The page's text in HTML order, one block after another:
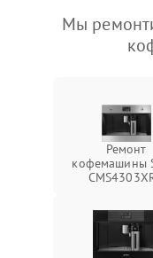
Мы
Ремонт
кофемашины